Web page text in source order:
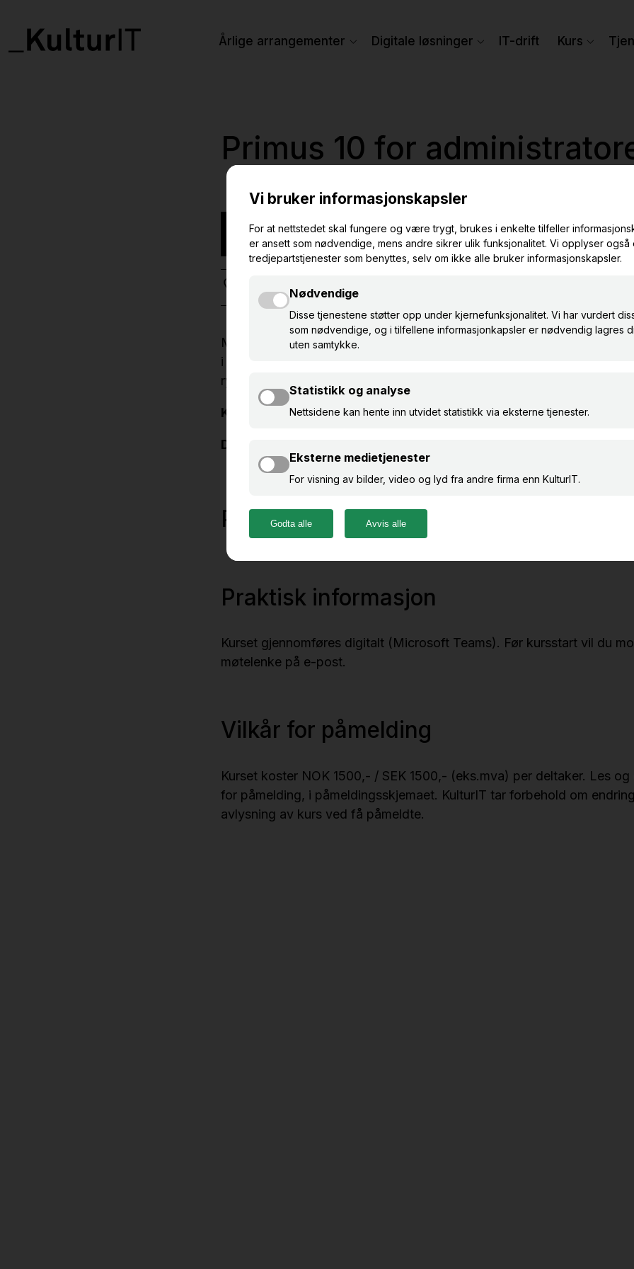
Årlige arrangementer Digitale løsninger IT-drift Kurs
Primus 10 for
NB! Arrangementet har funnet sted
NETTBASERT KURS PRIMUS
Med Primus 10 har du bedre oversikt over samlingene. I dette kurset
i funksjoner for deg som administrator. For eksempel: Hvor er det lurt å
rydde, og hvordan du bruker du løsningens verktøy til dette?
Kursplasser:10
Deltakeravgift:
Påmelding
Praktisk informasjon
Kurset gjennomføres digitalt (Microsoft Teams). Før kursstart vil du
møtelenke på e-post.
Vilkår for påmelding
Kurset koster NOK 1500,- / SEK 1500,- (eks.mva) per deltaker. Les
for påmelding, i påmeldingsskjemaet. KulturIT tar forbehold om
avlysning av kurs ved få påmeldte.